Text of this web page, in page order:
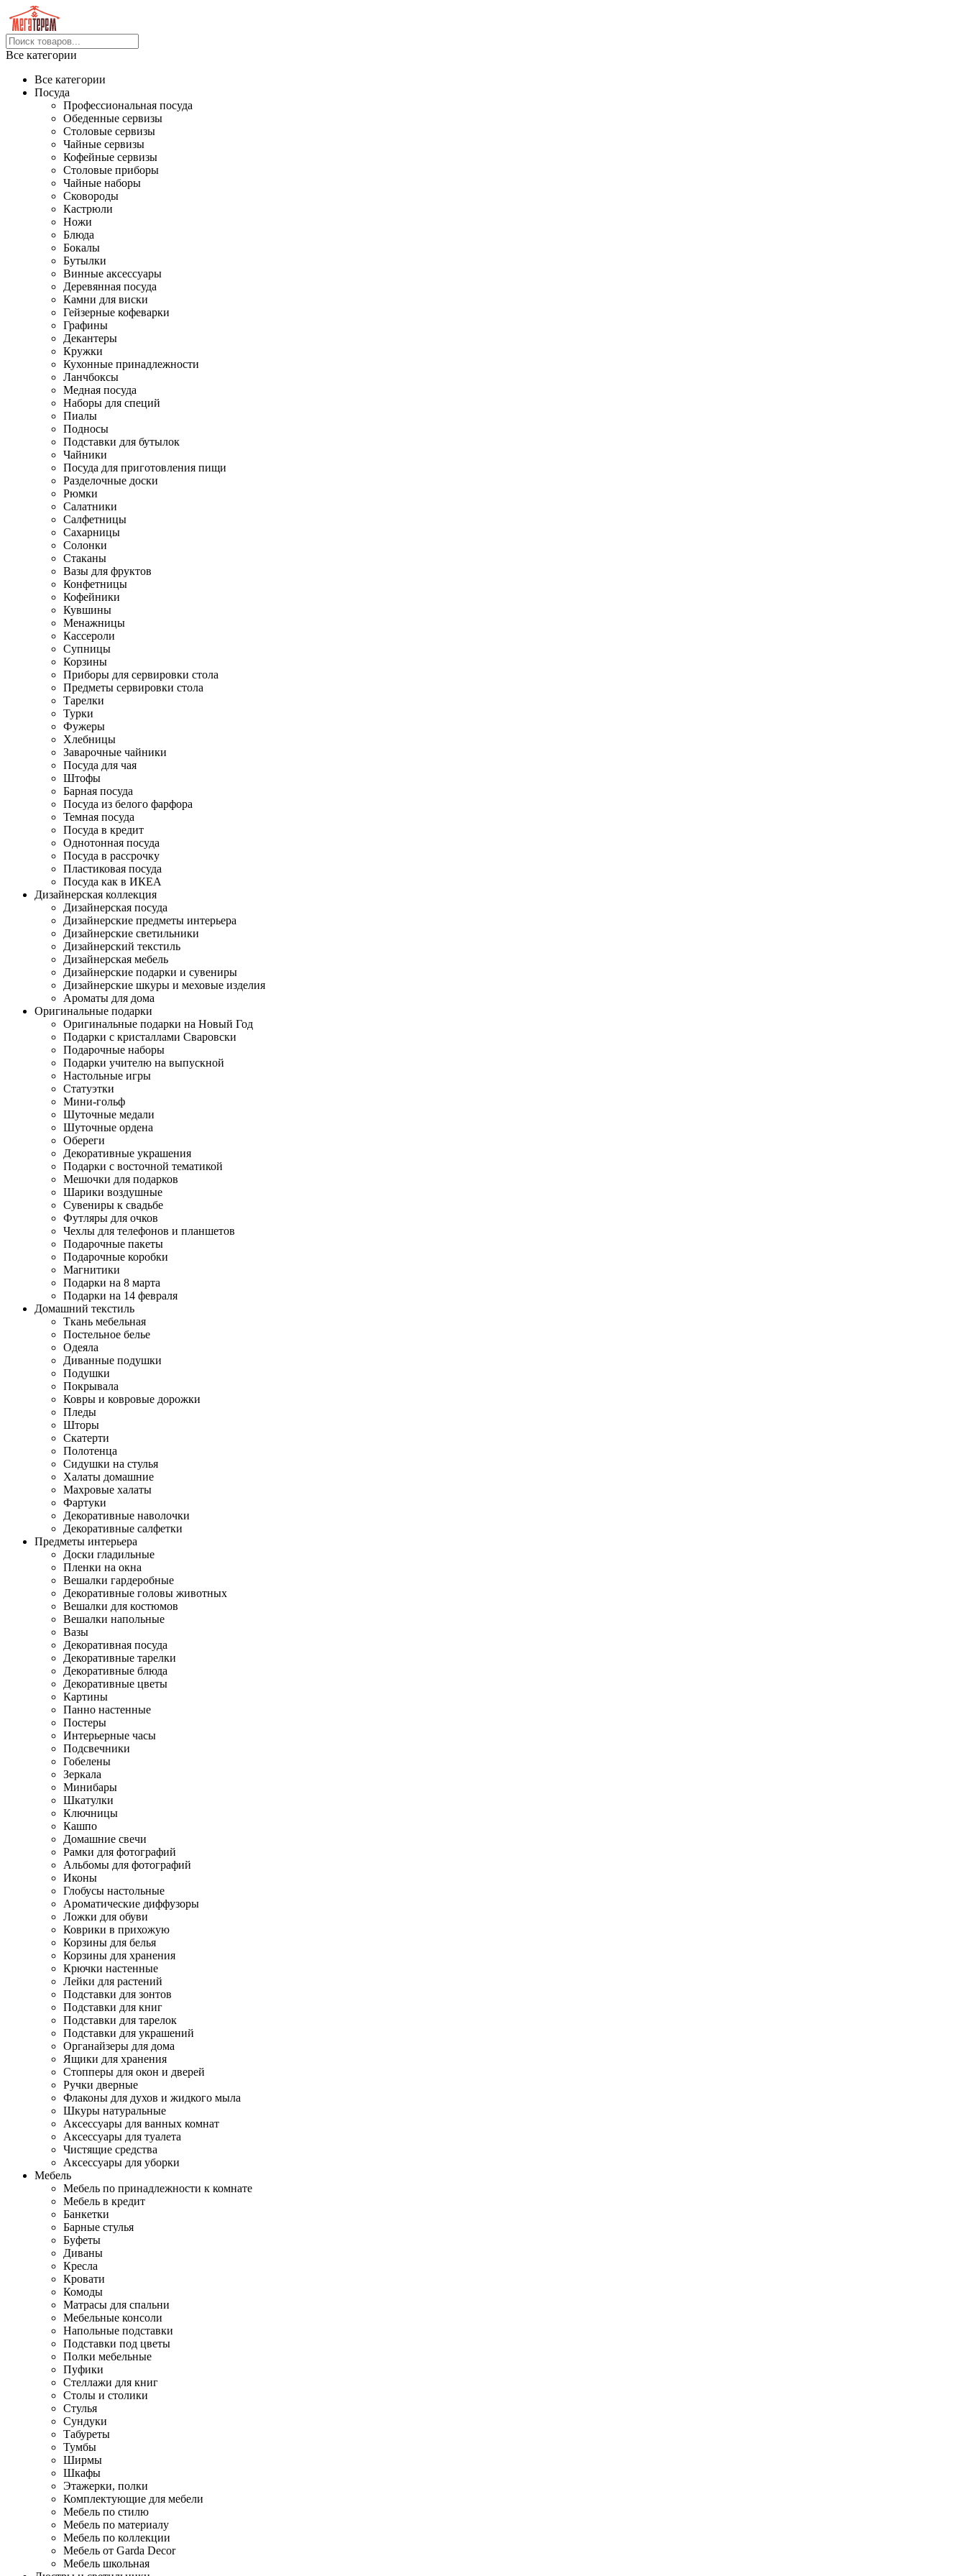
Все категории
Все категории
Посуда
Профессиональная посуда
Обеденные сервизы
Столовые сервизы
Чайные сервизы
Кофейные сервизы
Столовые приборы
Чайные наборы
Сковороды
Кастрюли
Ножи
Блюда
Бокалы
Бутылки
Винные аксессуары
Деревянная посуда
Камни для виски
Гейзерные кофеварки
Графины
Декантеры
Кружки
Кухонные принадлежности
Ланчбоксы
Медная посуда
Наборы для специй
Пиалы
Подносы
Подставки для бутылок
Чайники
Посуда для приготовления пищи
Разделочные доски
Рюмки
Салатники
Салфетницы
Сахарницы
Солонки
Стаканы
Вазы для фруктов
Конфетницы
Кофейники
Кувшины
Менажницы
Кассероли
Супницы
Корзины
Приборы для сервировки стола
Предметы сервировки стола
Тарелки
Турки
Фужеры
Хлебницы
Заварочные чайники
Посуда для чая
Штофы
Барная посуда
Посуда из белого фарфора
Темная посуда
Посуда в кредит
Однотонная посуда
Посуда в рассрочку
Пластиковая посуда
Посуда как в ИКЕА
Дизайнерская коллекция
Дизайнерская посуда
Дизайнерские предметы интерьера
Дизайнерские светильники
Дизайнерский текстиль
Дизайнерская мебель
Дизайнерские подарки и сувениры
Дизайнерские шкуры и меховые изделия
Ароматы для дома
Оригинальные подарки
Оригинальные подарки на Новый Год
Подарки с кристаллами Сваровски
Подарочные наборы
Подарки учителю на выпускной
Настольные игры
Статуэтки
Мини-гольф
Шуточные медали
Шуточные ордена
Обереги
Декоративные украшения
Подарки с восточной тематикой
Мешочки для подарков
Шарики воздушные
Сувениры к свадьбе
Футляры для очков
Чехлы для телефонов и планшетов
Подарочные пакеты
Подарочные коробки
Магнитики
Подарки на 8 марта
Подарки на 14 февраля
Домашний текстиль
Ткань мебельная
Постельное белье
Одеяла
Диванные подушки
Подушки
Покрывала
Ковры и ковровые дорожки
Пледы
Шторы
Скатерти
Полотенца
Сидушки на стулья
Халаты домашние
Махровые халаты
Фартуки
Декоративные наволочки
Декоративные салфетки
Предметы интерьера
Доски гладильные
Пленки на окна
Вешалки гардеробные
Декоративные головы животных
Вешалки для костюмов
Вешалки напольные
Вазы
Декоративная посуда
Декоративные тарелки
Декоративные блюда
Декоративные цветы
Картины
Панно настенные
Постеры
Интерьерные часы
Подсвечники
Гобелены
Зеркала
Минибары
Шкатулки
Ключницы
Кашпо
Домашние свечи
Рамки для фотографий
Альбомы для фотографий
Иконы
Глобусы настольные
Ароматические диффузоры
Ложки для обуви
Коврики в прихожую
Корзины для белья
Корзины для хранения
Крючки настенные
Лейки для растений
Подставки для зонтов
Подставки для книг
Подставки для тарелок
Подставки для украшений
Органайзеры для дома
Ящики для хранения
Стопперы для окон и дверей
Ручки дверные
Флаконы для духов и жидкого мыла
Шкуры натуральные
Аксессуары для ванных комнат
Аксессуары для туалета
Чистящие средства
Аксессуары для уборки
Мебель
Мебель по принадлежности к комнате
Мебель в кредит
Банкетки
Барные стулья
Буфеты
Диваны
Кресла
Кровати
Комоды
Матрасы для спальни
Мебельные консоли
Напольные подставки
Подставки под цветы
Полки мебельные
Пуфики
Стеллажи для книг
Столы и столики
Стулья
Сундуки
Табуреты
Тумбы
Ширмы
Шкафы
Этажерки, полки
Комплектующие для мебели
Мебель по стилю
Мебель по материалу
Мебель по коллекции
Мебель от Garda Decor
Мебель школьная